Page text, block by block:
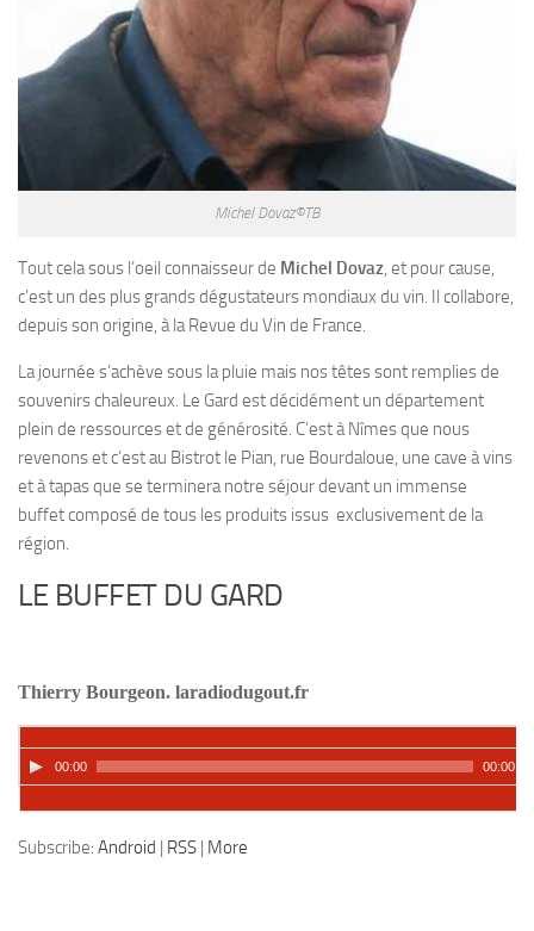
Michel Dovaz©TB
Tout cela sous l’oeil connaisseur de Michel Dovaz, et pour cause,
c’est un des plus grands dégustateurs mondiaux du vin. Il collabore,
depuis son origine, à la Revue du Vin de France.
La journée s’achève sous la pluie mais nos têtes sont remplies de
souvenirs chaleureux. Le Gard est décidément un département
plein de ressources et de générosité. C’est à Nîmes que nous
revenons et c’est au Bistrot le Pian, rue Bourdaloue, une cave à vins
et à tapas que se terminera notre séjour devant un immense
buffet composé de tous les produits issus exclusivement de la
région.
LE BUFFET DU GARD
Thierry Bourgeon. laradiodugout.fr
00:00 00:00
Subscribe: Android | RSS | More